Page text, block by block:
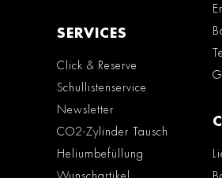
SERVICES
Click & Reserve
Schullistenservice
Newsletter
CO2-Zylinder Tausch
Heliumbefüllung
Wunschartikel